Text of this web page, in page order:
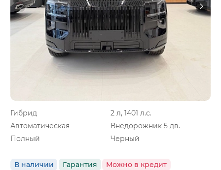
Гибрид
2 л, 1401 л.с.
Автоматическая
Внедорожник 5 дв.
Полный
Черный
В наличии Гарантия Можно в кредит